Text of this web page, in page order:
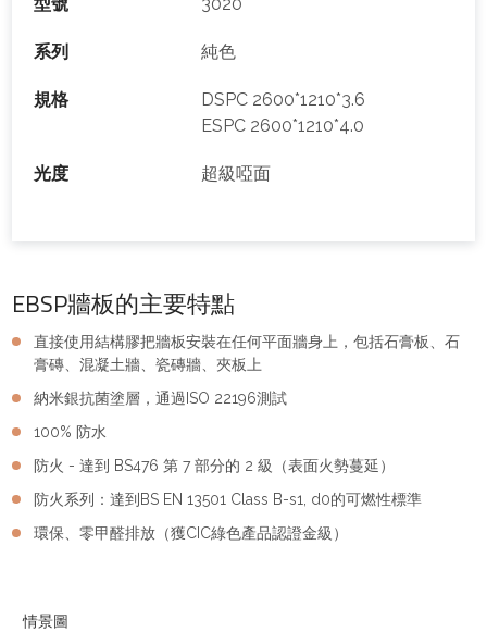
系列 純色
規格
DSPC 2600*1210*3.6
ESPC 2600*1210*4.0
光度 超級啞面
EBSP牆板的主要特點
直接使用結構膠把牆板安裝在任何平面牆身上，包括石膏板、石
膏磚、混凝土牆、瓷磚牆、夾板上
納米銀抗菌塗層，通過ISO 22196測試
100% 防水
防火 - 達到 BS476 第 7 部分的 2 級（表面火勢蔓延）
防火系列：達到BS EN 13501 Class B-s1, d0的可燃性標準
環保、零甲醛排放（獲CIC綠色產品認證金級）
情景圖